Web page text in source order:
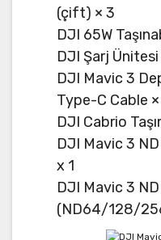
(çift) × 3
DJI 65W
DJI Şarj Ünitesi
DJI Mavic 3
Type-C Cable ×
DJI Cabrio
DJI Mavic 3
x 1
DJI Mavic 3
(ND64/128/